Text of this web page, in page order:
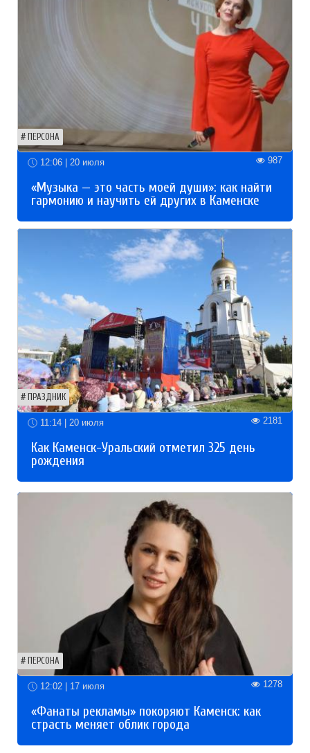
ПЕРСОНА
12:06 | 20 июля 987
«Музыка — это часть моей души»: как найти
гармонию и научить ей других в Каменске
ПРАЗДНИК
11:14 | 20 июля 2181
Как Каменск-Уральский отметил 325 день
рождения
ПЕРСОНА
12:02 | 17 июля 1278
«Фанаты рекламы» покоряют Каменск: как
страсть меняет облик города